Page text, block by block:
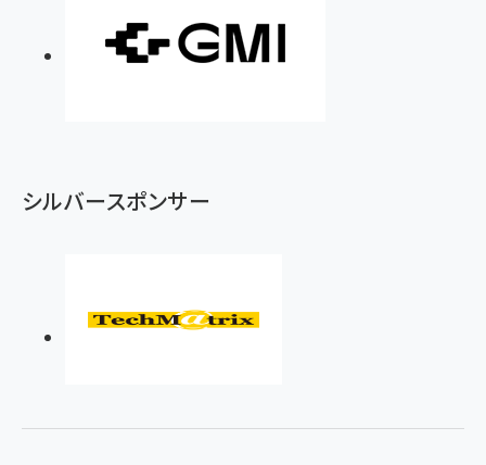
シルバースポンサー